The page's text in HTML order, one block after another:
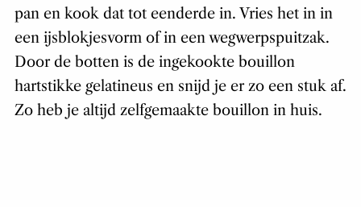
pan en kook dat tot eenderde in. Vries het in in
een ijsblokjesvorm of in een wegwerpspuitzak.
Door de botten is de ingekookte bouillon
hartstikke gelatineus en snijd je er zo een stuk af.
Zo heb je altijd zelfgemaakte bouillon in huis.